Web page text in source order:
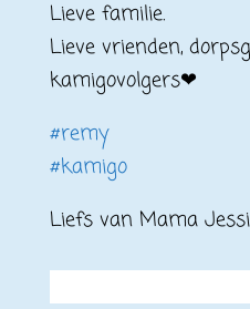
Lieve familie.
Lieve vrienden,
kamigovolgers❤
#remy
#kamigo
Liefs van Mama